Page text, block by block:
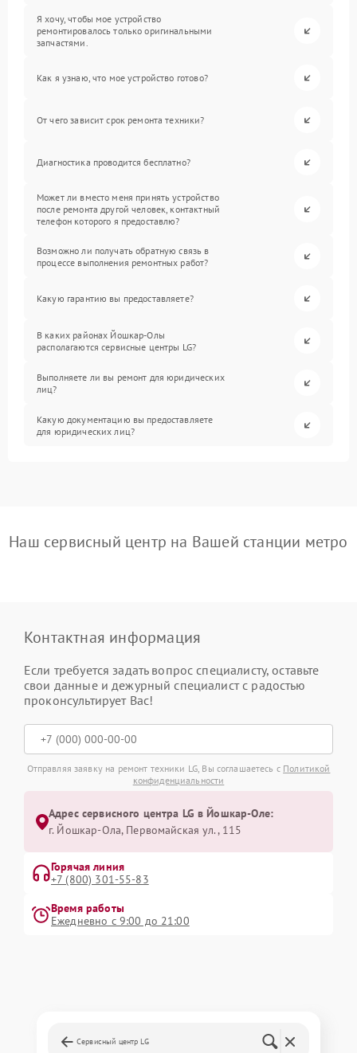
Я хочу, чтобы мое устройство
ремонтировалось только оригинальными
запчастями.
Как я узнаю, что мое устройство готово?
От чего зависит срок ремонта техники?
Диагностика проводится бесплатно?
Может ли вместо меня принять устройство
после ремонта другой человек, контактный
телефон которого я предоставлю?
Возможно ли получать обратную связь в
процессе выполнения ремонтных работ?
Какую гарантию вы предоставляете?
В каких районах Йошкар-Олы
располагаются сервисные центры LG?
Выполняете ли вы ремонт для юридических
лиц?
Какую документацию вы предоставляете
для юридических лиц?
Наш сервисный центр на Вашей станции метро
Контактная информация
Если требуется задать вопрос специалисту, оставьте
свои данные и дежурный специалист с радостью
проконсультирует Вас!
Отправляя заявку на ремонт техники LG, Вы соглашаетесь с Политикой
конфиденциальности
Адрес сервисного центра LG в Йошкар-Оле:
г. Йошкар-Ола, Первомайская ул., 115
Горячая линия
+7 (800) 301-55-83
Время работы
Ежедневно с 9:00 до 21:00
Сервисный центр LG